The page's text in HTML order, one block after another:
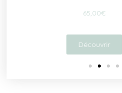
55,00